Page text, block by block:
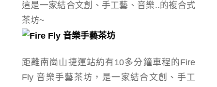
這是一家結合文創、手工藝、音樂..的複合式
茶坊~
距離南崗山捷運站約有10多分鐘車程的Fire
Fly 音樂手藝茶坊， 是一家結合文創、手工